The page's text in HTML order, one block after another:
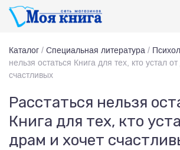
Каталог / Специальная литература /
нельзя остаться Книга для тех, кто устал
счастливых
Расстаться нельзя
Книга для тех, кто
драм и хочет